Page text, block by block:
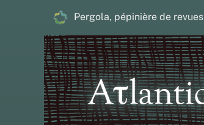
Pergola, pépinière de revues